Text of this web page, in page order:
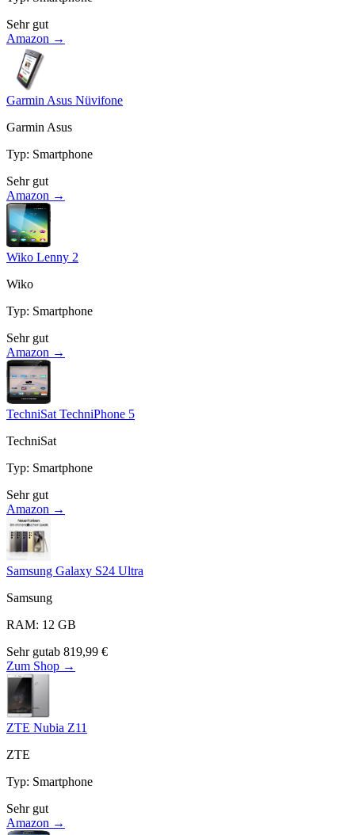
Sehr gut
Amazon →
Garmin Asus Nüvifone
Garmin Asus
Typ: Smartphone
Sehr gut
Amazon →
Wiko Lenny 2
Wiko
Typ: Smartphone
Sehr gut
Amazon →
TechniSat TechniPhone 5
TechniSat
Typ: Smartphone
Sehr gut
Amazon →
Samsung Galaxy S24 Ultra
Samsung
RAM: 12 GB
Sehr gutab 819,99 €
Zum Shop →
ZTE Nubia Z11
ZTE
Typ: Smartphone
Sehr gut
Amazon →